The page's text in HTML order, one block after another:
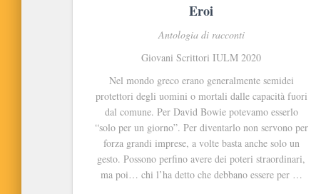
Eroi
Antologia di racconti
Giovani Scrittori IULM 2020
Nel mondo greco erano generalmente semidei
protettori degli uomini o mortali dalle capacità fuori
dal comune. Per David Bowie potevamo esserlo
“solo per un giorno”. Per diventarlo non servono per
forza grandi imprese, a volte basta anche solo un
gesto. Possono perfino avere dei poteri straordinari,
ma poi… chi l’ha detto che debbano essere per …